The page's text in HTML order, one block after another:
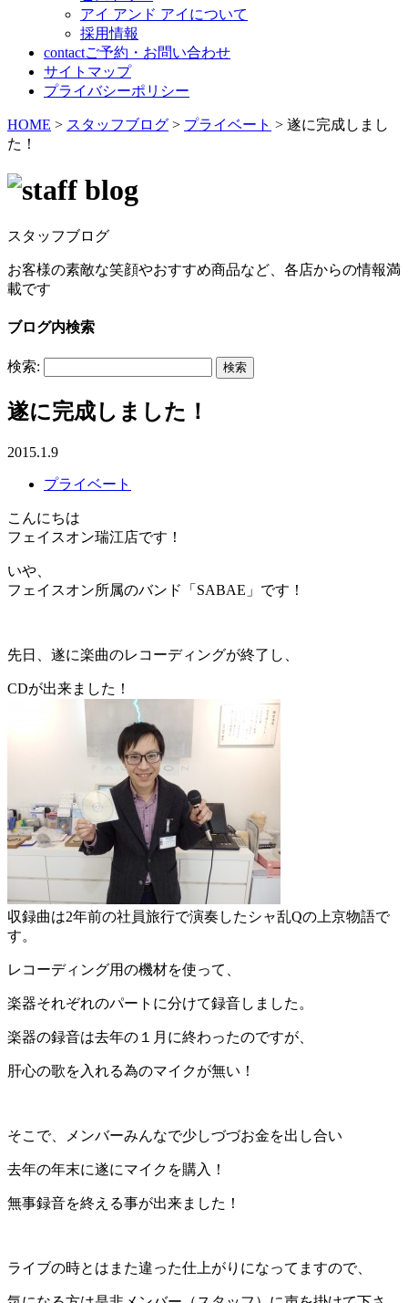
アイ アンド アイについて
採用情報
contactご予約・お問い合わせ
サイトマップ
プライバシーポリシー
HOME > スタッフブログ > プライベート > 遂に完成しまし
た！
スタッフブログ
お客様の素敵な笑顔やおすすめ商品など、各店からの情報満
載です
ブログ内検索
検索:
遂に完成しました！
2015.1.9
プライベート
こんにちは
フェイスオン瑞江店です！
いや、
フェイスオン所属のバンド「SABAE」です！
先日、遂に楽曲のレコーディングが終了し、
CDが出来ました！
収録曲は2年前の社員旅行で演奏したシャ乱Qの上京物語で
す。
レコーディング用の機材を使って、
楽器それぞれのパートに分けて録音しました。
楽器の録音は去年の１月に終わったのですが、
肝心の歌を入れる為のマイクが無い！
そこで、メンバーみんなで少しづづお金を出し合い
去年の年末に遂にマイクを購入！
無事録音を終える事が出来ました！
ライブの時とはまた違った仕上がりになってますので、